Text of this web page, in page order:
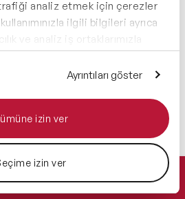
analiz etmek için çerezler
ilgili bilgileri ayrıca
ve analiz iş ortaklarımızla
bu bilgileri kendilerine
kullanırken topladıkları
Ayrıntıları göster
izin ver
izin ver
bilimsel başarılarla
Teklif Alın
45